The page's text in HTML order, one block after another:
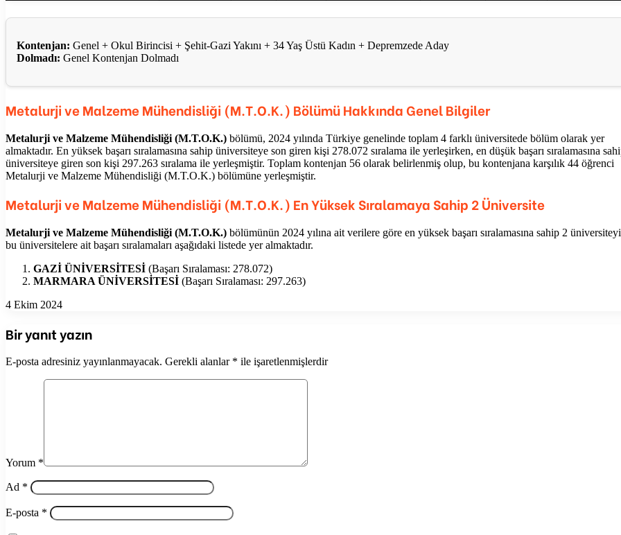
Kontenjan: Genel + Okul Birincisi + Şehit-Gazi Yakını + 34 Yaş Üstü Kadın + Depremzede Aday
Dolmadı: Genel Kontenjan Dolmadı
Metalurji ve Malzeme Mühendisliği (M.T.O.K.) Bölümü Hakkında Genel Bilgiler
Metalurji ve Malzeme Mühendisliği (M.T.O.K.) bölümü, 2024 yılında Türkiye genelinde toplam 4 farklı üniversitede bölüm olarak yer
almaktadır. En yüksek başarı sıralamasına sahip üniversiteye son giren kişi 278.072 sıralama ile yerleşirken, en düşük başarı sıralamasına
üniversiteye giren son kişi 297.263 sıralama ile yerleşmiştir. Toplam kontenjan 56 olarak belirlenmiş olup, bu kontenjana karşılık 44 öğrenci
Metalurji ve Malzeme Mühendisliği (M.T.O.K.) bölümüne yerleşmiştir.
Metalurji ve Malzeme Mühendisliği (M.T.O.K.) En Yüksek Sıralamaya Sahip 2 Üniversite
Metalurji ve Malzeme Mühendisliği (M.T.O.K.) bölümünün 2024 yılına ait verilere göre en yüksek başarı sıralamasına sahip 2
bu üniversitelere ait başarı sıralamaları aşağıdaki listede yer almaktadır.
GAZİ ÜNİVERSİTESİ (Başarı Sıralaması: 278.072)
MARMARA ÜNİVERSİTESİ (Başarı Sıralaması: 297.263)
4 Ekim 2024
Bir yanıt yazın
E-posta adresiniz yayınlanmayacak. Gerekli alanlar * ile işaretlenmişlerdir
Yorum *
Ad *
E-posta *